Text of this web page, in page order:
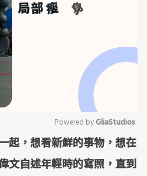
Mute
Powered by GliaStudios
起，想看新鮮的事物，想在
文自述年輕時的寫照，直到